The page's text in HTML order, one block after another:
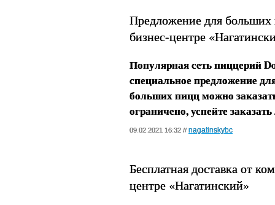
Предложение для
бизнес-центре
Популярная сеть пиццерий
специальное предложение
больших пицц можно
ограничено, успейте
09.02.2021 16:32 // nagatinskybc
Бесплатная доставка от
центре «Нагатинский»